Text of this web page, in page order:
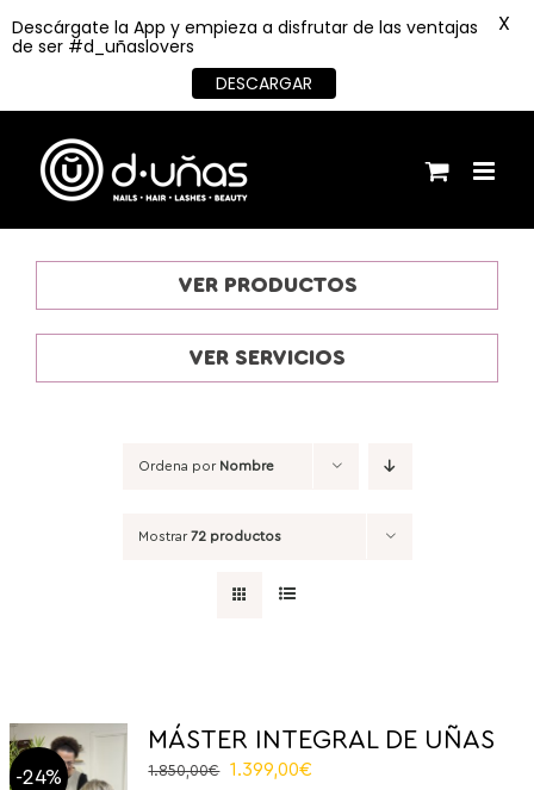
contenido
VER PRODUCTOS
VER SERVICIOS
Ordena por Nombre
Mostrar72 productos
-24%
MÁSTER INTEGRAL DE UÑAS
1.850,00€
El
1.399,00€
Descárgate la App y empieza a disfrutar de las ventajas
de ser #d_uñaslovers
DESCARGAR
X